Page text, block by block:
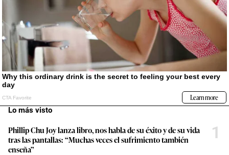
Lo más visto
Phillip Chu Joy lanza libro, nos habla de su éxito y de su vida
tras las pantallas: “Muchas veces el sufrimiento también
enseña”
1